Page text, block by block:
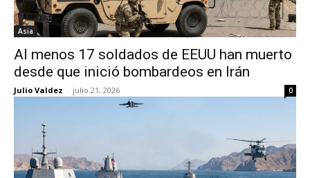
Asia
Al menos 17 soldados de EEUU han muerto
desde que inició bombardeos en Irán
Julio Valdez - julio 21, 2026 0